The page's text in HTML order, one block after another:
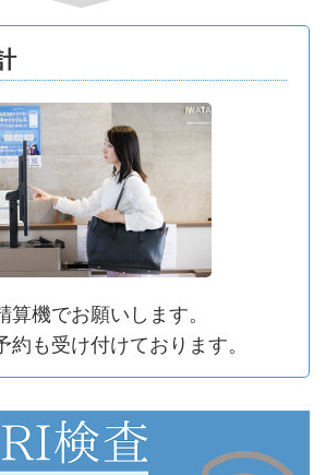
算機でお願いします。
約も受け付けております。